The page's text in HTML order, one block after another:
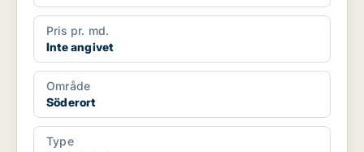
Pris pr. md.
Inte angivet
Område
Söderort
Type